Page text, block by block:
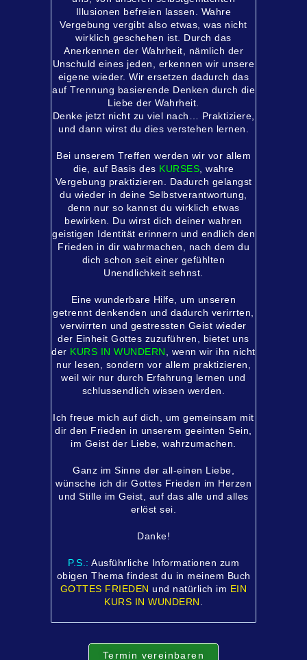
Illusionen befreien lassen. Wahre
Vergebung vergibt also etwas, was nicht
wirklich geschehen ist. Durch das
Anerkennen der Wahrheit, nämlich der
Unschuld eines jeden, erkennen wir unsere
eigene wieder. Wir ersetzen dadurch das
auf Trennung basierende Denken durch die
Liebe der Wahrheit.
Denke jetzt nicht zu viel nach… Praktiziere,
und dann wirst du dies verstehen lernen.
Bei unserem Treffen werden wir vor allem
die, auf Basis des KURSES , wahre
Vergebung praktizieren. Dadurch gelangst
du wieder in deine Selbstverantwortung,
denn nur so kannst du wirklich etwas
bewirken. Du wirst dich deiner wahren
geistigen Identität erinnern und endlich den
Frieden in dir wahrmachen, nach dem du
dich schon seit einer gefühlten
Unendlichkeit sehnst.
Eine wunderbare Hilfe, um unseren
getrennt denkenden und dadurch verirrten,
verwirrten und gestressten Geist wieder
der Einheit Gottes zuzuführen, bietet uns
der KURS IN WUNDERN
, wenn wir ihn nicht
nur lesen, sondern vor allem praktizieren,
weil wir nur durch Erfahrung lernen und
schlussendlich wissen werden.
Ich freue mich auf dich, um gemeinsam mit
dir den Frieden in unserem geeinten Sein,
im Geist der Liebe, wahrzumachen.
Ganz im Sinne der all-einen Liebe,
wünsche ich dir Gottes Frieden im Herzen
und Stille im Geist, auf das alle und alles
erlöst sei.
Danke!
P.S.: Ausführliche Informationen zum
obigen Thema findest du in meinem Buch
GOTTES FRIEDEN und natürlich im EIN
KURS IN WUNDERN
Termin vereinbaren